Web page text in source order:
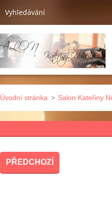
Úvodní stránka > Salon Kateřiny
PŘEDCHOZÍ